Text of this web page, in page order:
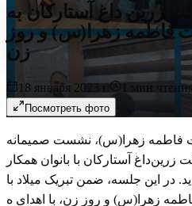
زرین داغ آستارکان به
فاطمه زهرا(س) و روز
زن
18 января 2023 г. мин
Посмотреть фото
فاطمه زهرا(س)، نشست صمیمانه
آستارکان با بانوان همکار
در این جلسه، ضمن تبریک میلاد با